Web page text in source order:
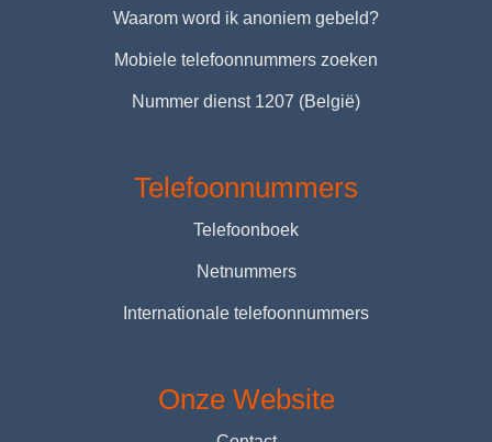
Waarom word ik anoniem gebeld?
Mobiele telefoonnummers zoeken
Nummer dienst 1207 (België)
Telefoonnummers
Telefoonboek
Netnummers
Internationale telefoonnummers
Onze Website